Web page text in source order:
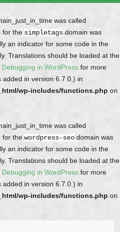
was called
for the simpletags domain was
an indicator for some code in the
Translations should be loaded at the
Debugging in WordPress for more
in version 6.7.0.) in
wp-includes/functions.php on
was called
for the wordpress-seo domain was
an indicator for some code in the
Translations should be loaded at the
Debugging in WordPress for more
in version 6.7.0.) in
wp-includes/functions.php on